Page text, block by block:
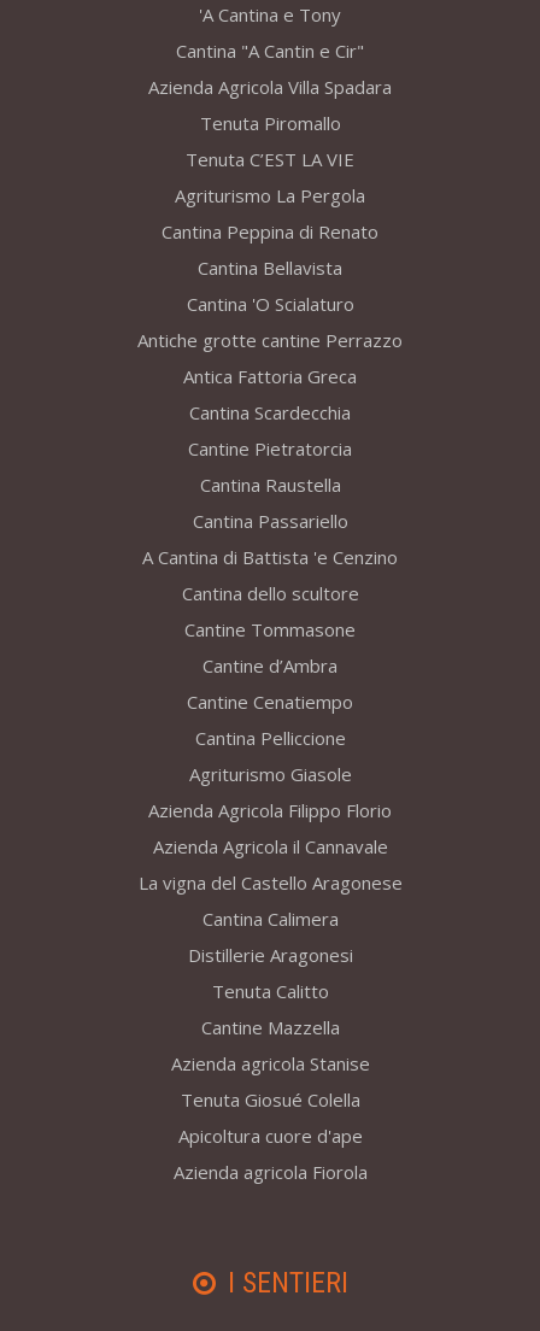
'A Cantina e Tony
Cantina "A Cantin e Cir"
Azienda Agricola Villa Spadara
Tenuta Piromallo
Tenuta C’EST LA VIE
Agriturismo La Pergola
Cantina Peppina di Renato
Cantina Bellavista
Cantina 'O Scialaturo
Antiche grotte cantine Perrazzo
Antica Fattoria Greca
Cantina Scardecchia
Cantine Pietratorcia
Cantina Raustella
Cantina Passariello
A Cantina di Battista 'e Cenzino
Cantina dello scultore
Cantine Tommasone
Cantine d’Ambra
Cantine Cenatiempo
Cantina Pelliccione
Agriturismo Giasole
Azienda Agricola Filippo Florio
Azienda Agricola il Cannavale
La vigna del Castello Aragonese
Cantina Calimera
Distillerie Aragonesi
Tenuta Calitto
Cantine Mazzella
Azienda agricola Stanise
Tenuta Giosué Colella
Apicoltura cuore d'ape
Azienda agricola Fiorola
I SENTIERI